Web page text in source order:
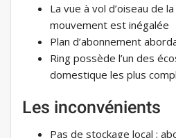
La vue à vol d’oiseau de
mouvement est inégalée
Plan d’abonnement
Ring possède l’un des
domestique les plus
Les inconvénients
Pas de stockage local ;